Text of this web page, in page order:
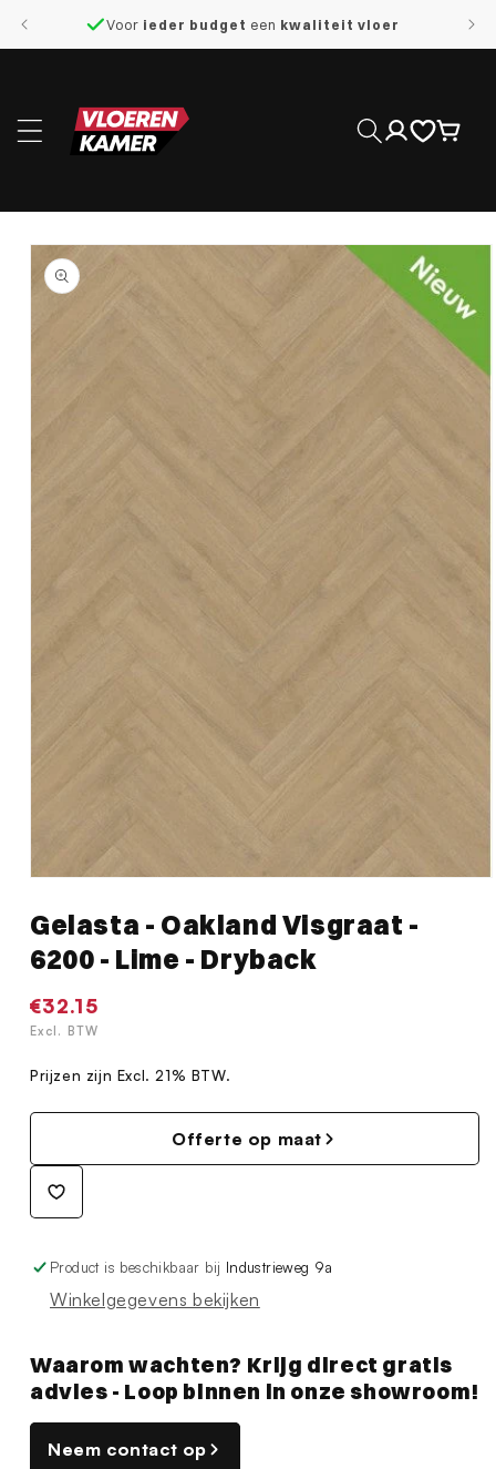
naar de
Voor ieder budget een kwaliteit vloer
Inloggen
direct naar
openen
modaal
Gelasta - Oakland Visgraat -
6200 - Lime - Dryback
Normale
prijs
€32.15
Excl. BTW
Prijzen zijn Excl. 21% BTW.
Offerte op maat
Product is beschikbaar bij Industrieweg 9a
Winkelgegevens bekijken
Waarom wachten? Krijg direct gratis
advies - Loop binnen in onze showroom!
Neem contact op